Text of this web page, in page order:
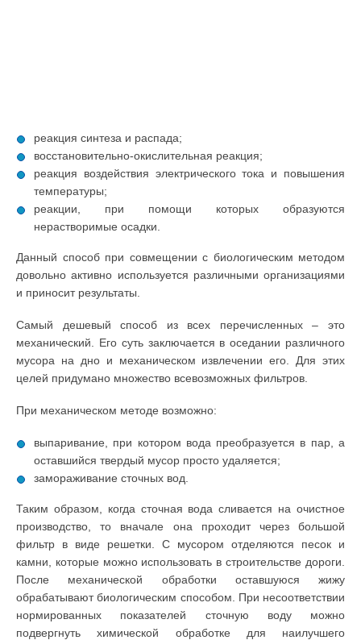
реакция синтеза и распада;
восстановительно-окислительная реакция;
реакция воздействия электрического тока и повышения
температуры;
реакции, при помощи которых образуются
нерастворимые осадки.
Данный способ при совмещении с биологическим методом
довольно активно используется различными организациями
и приносит результаты.
Самый дешевый способ из всех перечисленных – это
механический. Его суть заключается в оседании различного
мусора на дно и механическом извлечении его. Для этих
целей придумано множество всевозможных фильтров.
При механическом методе возможно:
выпаривание, при котором вода преобразуется в пар, а
оставшийся твердый мусор просто удаляется;
замораживание сточных вод.
Таким образом, когда сточная вода сливается на очистное
производство, то вначале она проходит через большой
фильтр в виде решетки. С мусором отделяются песок и
камни, которые можно использовать в строительстве дороги.
После механической обработки оставшуюся жижу
обрабатывают биологическим способом. При несоответствии
нормированных показателей сточную воду можно
подвергнуть химической обработке для наилучшего